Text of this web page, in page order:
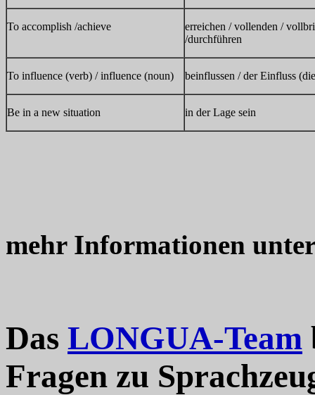
To accomplish /achieve
erreichen / vollenden /
/durchführen
To influence (verb) / influence (noun) beinflussen / der Einfluss
Be in a new situation in der Lage sein
mehr Informationen
Das LONGUA-Team
Fragen zu